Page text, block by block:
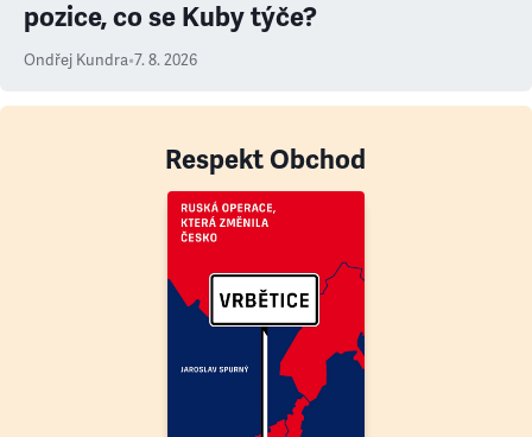
pozice, co se Kuby týče?
Ondřej Kundra•7. 8. 2026
Respekt Obchod